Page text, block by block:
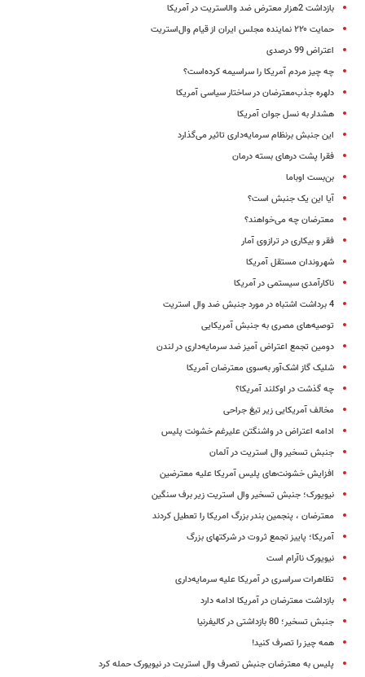
بازداشت 2هزار معترض ضد وال‎استریت در آمریکا
حمایت ۲۲۰ نماینده مجلس ایران از قیام وال‌استریت
اعتراض 99 درصدی
چه چیز مردم آمریکا را سراسیمه کرده‌است؟
دلهره جذب‌معترضان در ساختار سیاسی آمریکا
هشدار به نسل جوان آمریکا
این جنبش برنظام سرمایه‌داری تاثیر می‌گذارد
فقرا پشت درهای بسته درمان
بن‌بست اوباما
آیا این یک جنبش است؟
معترضان چه می‌خواهند؟
فقر و بیکاری در ترازوی‌ آمار
شهروندان مستقل آمریکا
ناکارآمدی سیستمی در آمریکا
4 برداشت اشتباه در مورد جنبش ضد ‌وال استریت
توصیه‌های مصری به جنبش آمریکایی
دومین تجمع اعتراض آمیز ضد سرمایه‌داری در لندن
شلیک گاز اشک‌آور به‌سوی معترضان آمریکا
چه گذشت در اوکلند آمریکا؟
مخالف آمریکایی زیر تیغ جراحی
ادامه اعتراض در واشنگتن علیرغم خشونت پلیس
جنبش تسخیر وال استریت در آلمان
افزایش خشونت‌های پلیس آمریکا علیه معترضین
نیویورک؛ جنبش تسخیر وال استریت زیر برف سنگین
معترضان ، پنجمین بندر بزرگ امریکا را تعطیل کردند
آمریکا؛ پاییز تجمع ثروت در شرکت‎های بزرگ
نیویورک ناآرام است
تظاهرات سراسری در آمریکا علیه سرمایه‌داری
بازداشت معترضان در آمریکا ادامه دارد
جنبش تسخیر؛ 80 بازداشتی در کالیفرنیا
همه چیز را تصرف کنید!
پلیس به معترضان جنبش تصرف وال استریت در نیویورک حمله کرد